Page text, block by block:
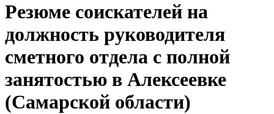
Резюме соискателей на
должность руководителя
сметного отдела с полной
занятостью в Алексеевке
(Самарской области)